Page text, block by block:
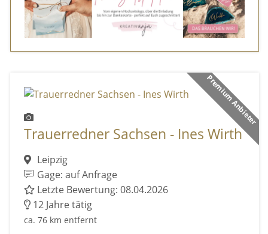
Premium Anbieter
Trauerredner Sachsen - Ines Wirth
Leipzig
Gage: auf Anfrage
Letzte Bewertung: 08.04.2026
12 Jahre tätig
ca. 76 km entfernt